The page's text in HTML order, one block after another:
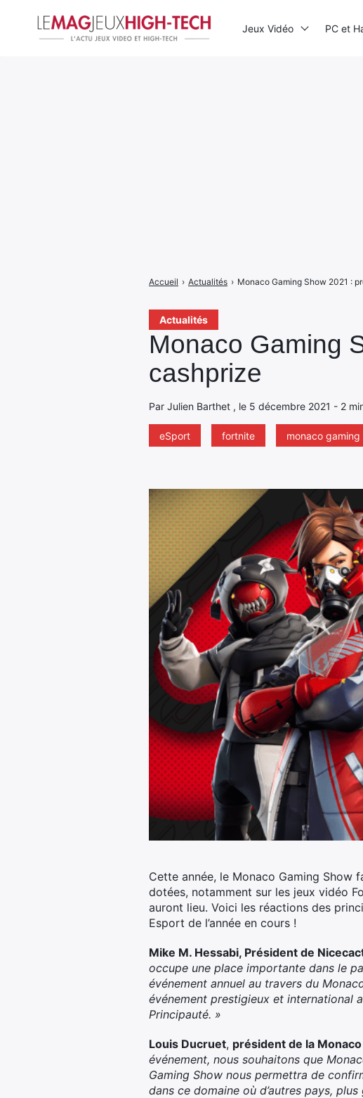
Actualités
Monaco Gaming
cashprize
Par Julien Barthet , le 5 décembre 2021 - 2
eSport fortnite monaco gaming
Accueil › Actualités › Monaco Gaming Show 2021 :
Cette année, le Monaco Gaming Show
dotées, notamment sur les jeux vidéo
auront lieu. Voici les réactions des
Esport de l’année en cours !
Mike M. Hessabi, Président de
occupe une place importante dans le
événement annuel au travers du
événement prestigieux et international
Principauté. »
Louis Ducruet, président de la
événement, nous souhaitons que
Gaming Show nous permettra de
dans ce domaine où d’autres pays,
Jeux Vidéo PC et